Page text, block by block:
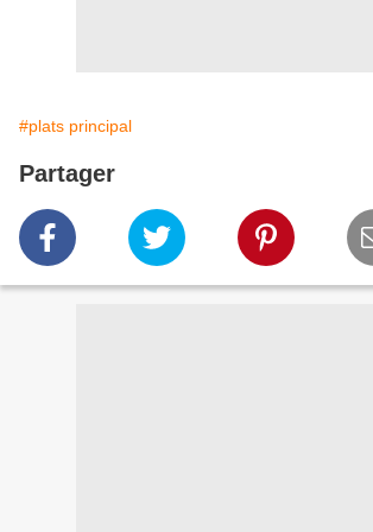
#plats principal
Partager